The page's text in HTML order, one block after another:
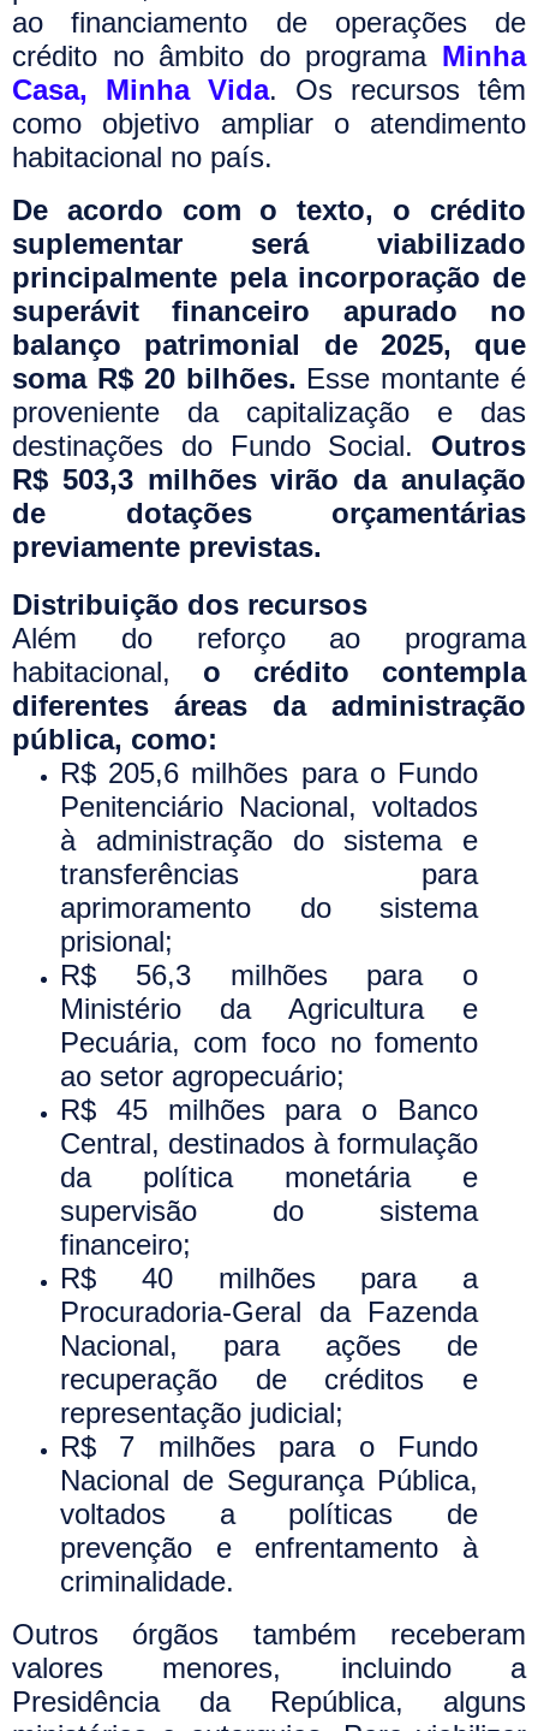
ao financiamento de operações de
crédito no âmbito do programa Minha
Casa, Minha Vida. Os recursos têm
como objetivo ampliar o atendimento
habitacional no país.
De acordo com o texto, o crédito
suplementar será viabilizado
principalmente pela incorporação de
superávit financeiro apurado no
balanço patrimonial de 2025, que
soma R$ 20 bilhões. Esse montante é
proveniente da capitalização e das
destinações do Fundo Social. Outros
R$ 503,3 milhões virão da anulação
de dotações orçamentárias
previamente previstas.
Distribuição dos recursos
Além do reforço ao programa
habitacional, o crédito contempla
diferentes áreas da administração
pública, como:
R$ 205,6 milhões para o Fundo
Penitenciário Nacional, voltados
à administração do sistema e
transferências para
aprimoramento do sistema
prisional;
R$ 56,3 milhões para o
Ministério da Agricultura e
Pecuária, com foco no fomento
ao setor agropecuário;
R$ 45 milhões para o Banco
Central, destinados à formulação
da política monetária e
supervisão do sistema
financeiro;
R$ 40 milhões para a
Procuradoria-Geral da Fazenda
Nacional, para ações de
recuperação de créditos e
representação judicial;
R$ 7 milhões para o Fundo
Nacional de Segurança Pública,
voltados a políticas de
prevenção e enfrentamento à
criminalidade.
Outros órgãos também receberam
valores menores, incluindo a
Presidência da República, alguns